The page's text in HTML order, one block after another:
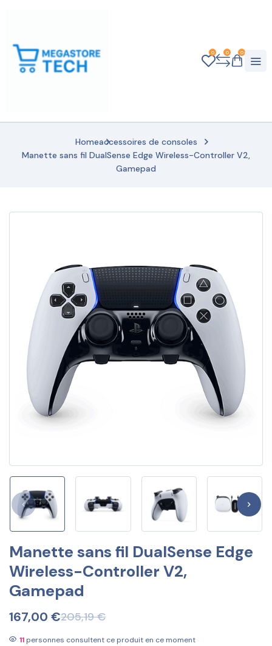
0 0 0
Homeaccessoires de consoles
Manette sans fil DualSense Edge Wireless-Controller V2,
Gamepad
Manette sans fil DualSense Edge
Wireless-Controller V2,
Gamepad
205,19€
167,00 €
11 personnes consultent ce produit en ce moment